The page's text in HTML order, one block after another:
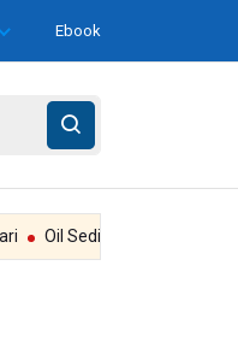
Ebook
Oil Sedikit Turun Ditengah